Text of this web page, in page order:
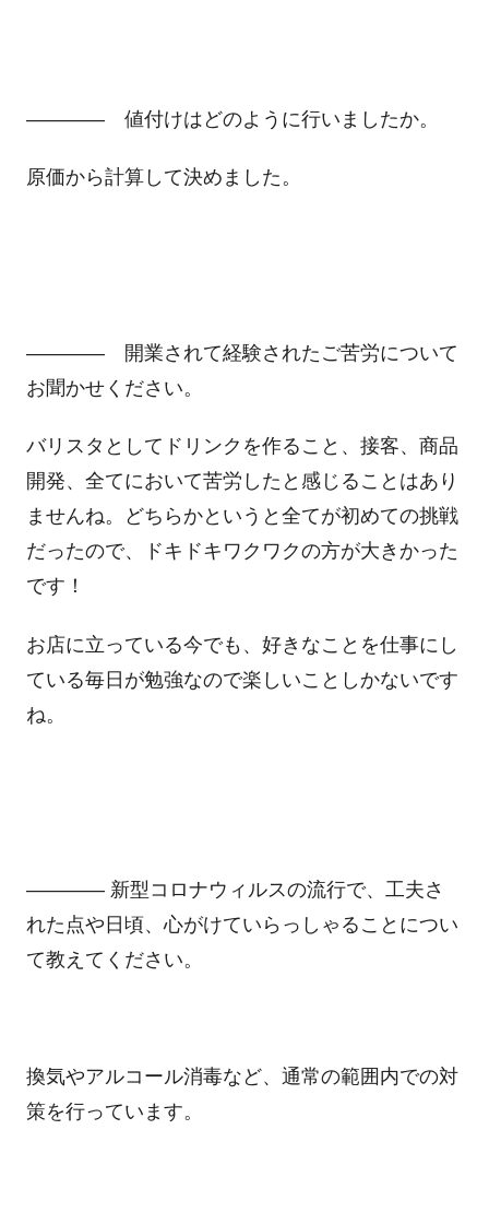
―――― 値付けはどのように行いましたか。
原価から計算して決めました。
―――― 開業されて経験されたご苦労について
お聞かせください。
バリスタとしてドリンクを作ること、接客、商品
開発、全てにおいて苦労したと感じることはあり
ませんね。どちらかというと全てが初めての挑戦
だったので、ドキドキワクワクの方が大きかった
です！
お店に立っている今でも、好きなことを仕事にし
ている毎日が勉強なので楽しいことしかないです
ね。
―――― 新型コロナウィルスの流行で、工夫さ
れた点や日頃、心がけていらっしゃることについ
て教えてください。
換気やアルコール消毒など、通常の範囲内での対
策を行っています。